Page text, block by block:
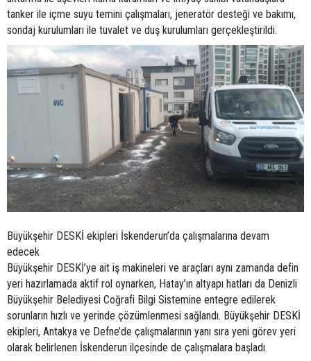
tanker ile içme suyu temini çalışmaları, jeneratör desteği ve bakımı,
sondaj kurulumları ile tuvalet ve duş kurulumları gerçekleştirildi.
Büyükşehir DESKİ ekipleri İskenderun’da çalışmalarına devam
edecek
Büyükşehir DESKİ’ye ait iş makineleri ve araçları aynı zamanda defin
yeri hazırlamada aktif rol oynarken, Hatay’ın altyapı hatları da Denizli
Büyükşehir Belediyesi Coğrafi Bilgi Sistemine entegre edilerek
sorunların hızlı ve yerinde çözümlenmesi sağlandı. Büyükşehir DESKİ
ekipleri, Antakya ve Defne’de çalışmalarının yanı sıra yeni görev yeri
olarak belirlenen İskenderun ilçesinde de çalışmalara başladı.